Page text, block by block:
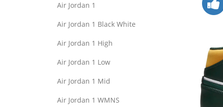
Air Jordan 1
Air Jordan 1 Black White
Air Jordan 1 High
Air Jordan 1 Low
Air Jordan 1 Mid
Air Jordan 1 WMNS